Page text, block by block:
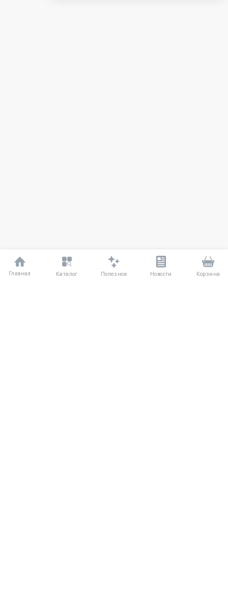
Главная Каталог Полезное Новости Корзина